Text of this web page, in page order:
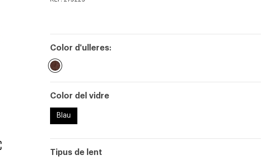
Veure en pantalla completa
Color d'ulleres:
Color del vidre
Blau
Tipus de lent